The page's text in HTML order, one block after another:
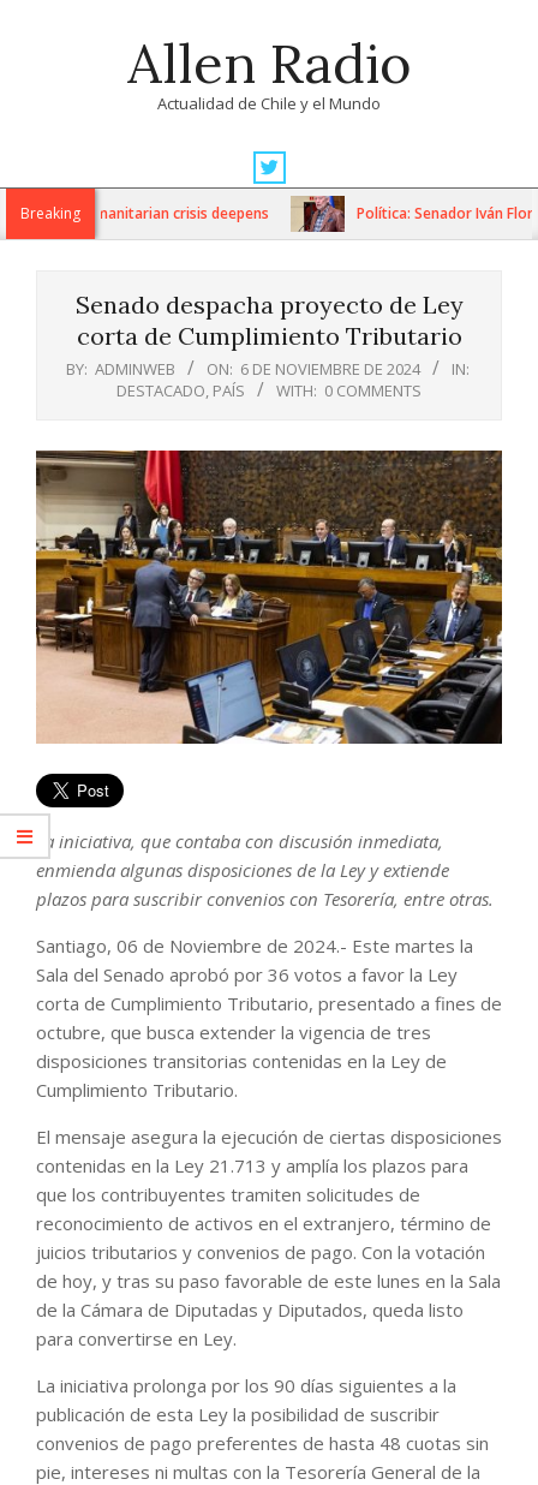
Allen Radio
Actualidad de Chile y el Mundo
Navigation
MenuBreaking
as humanitarian crisis deepens Política: Senador Iván Flores
Senado despacha proyecto de Ley
corta de Cumplimiento Tributario
BY: ADMINWEB ON: 6 DE NOVIEMBRE DE 2024
IN:
DESTACADO, PAÍS WITH: 0 COMMENTS
La iniciativa, que contaba con discusión inmediata,
enmienda algunas disposiciones de la Ley y extiende
plazos para suscribir convenios con Tesorería, entre otras.
Santiago, 06 de Noviembre de 2024.- Este martes la
Sala del Senado aprobó por 36 votos a favor la Ley
corta de Cumplimiento Tributario, presentado a fines de
octubre, que busca extender la vigencia de tres
disposiciones transitorias contenidas en la Ley de
Cumplimiento Tributario.
El mensaje asegura la ejecución de ciertas disposiciones
contenidas en la Ley 21.713 y amplía los plazos para
que los contribuyentes tramiten solicitudes de
reconocimiento de activos en el extranjero, término de
juicios tributarios y convenios de pago. Con la votación
de hoy, y tras su paso favorable de este lunes en la Sala
de la Cámara de Diputadas y Diputados, queda listo
para convertirse en Ley.
La iniciativa prolonga por los 90 días siguientes a la
publicación de esta Ley la posibilidad de suscribir
convenios de pago preferentes de hasta 48 cuotas sin
pie, intereses ni multas con la Tesorería General de la